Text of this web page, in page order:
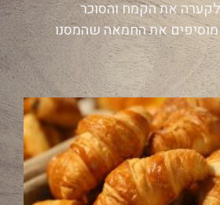
את הקמח והסוכר
מוסיפים את החמאה שהמסנו